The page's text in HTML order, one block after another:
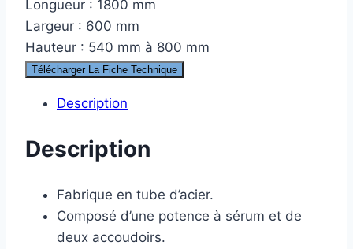
Longueur : 1800 mm
Largeur : 600 mm
Hauteur : 540 mm à 800 mm
Télécharger La Fiche Technique
Description
Description
Fabrique en tube d’acier.
Composé d’une potence à sérum et de
deux accoudoirs.